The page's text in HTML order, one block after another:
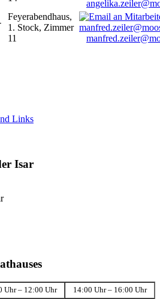
Feyerabendhaus,
1. Stock, Zimmer
11
Links
Isar
Uhr – 12:00 Uhr 14:00 Uhr – 16:00 Uhr